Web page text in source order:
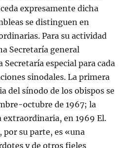
expresamente dicha
se distinguen en
Para su actividad
Secretarí­a general
especial para cada
sinodales. La primera
del sí­nodo de los obispos se
octubre de 1967; la
extraordinaria, en 1969 El.
por su parte, es «una
y de otros fieles